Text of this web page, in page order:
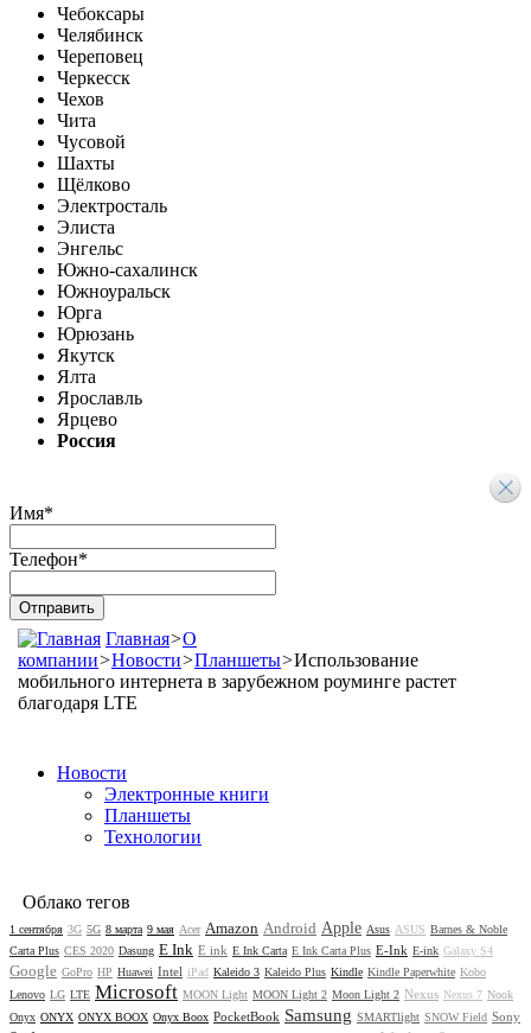
Чебоксары
Челябинск
Череповец
Черкесск
Чехов
Чита
Чусовой
Шахты
Щёлково
Электросталь
Элиста
Энгельс
Южно-сахалинск
Южноуральск
Юрга
Юрюзань
Якутск
Ялта
Ярославль
Ярцево
Россия
Имя*
Телефон*
Главная>О
компании>Новости>Планшеты>Использование
мобильного интернета в зарубежном роуминге растет
благодаря LTE
Новости
Электронные книги
Планшеты
Технологии
Облако тегов
1 сентября 3G 5G 8 марта 9 мая Acer Amazon Android Apple Asus ASUS Barnes & Noble
Carta Plus CES 2020 Dasung E Ink E ink E Ink Carta E Ink Carta Plus E-Ink E-ink Galaxy S4
Google GoPro HP Huawei Intel iPad Kaleido 3 Kaleido Plus Kindle Kindle Paperwhite Kobo
Lenovo LG LTE Microsoft MOON Light MOON Light 2 Moon Light 2 Nexus Nexus 7 Nook
Onyx ONYX ONYX BOOX Onyx Boox PocketBook Samsung SMARTlight SNOW Field Sony